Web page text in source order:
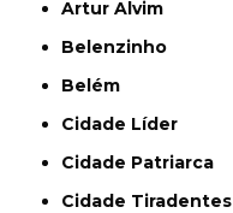
Artur Alvim
Belenzinho
Belém
Cidade Líder
Cidade Patriarca
Cidade Tiradentes